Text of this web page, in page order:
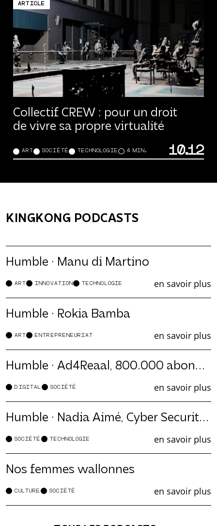
ARTICLE
Collectif CREW : pour un droit
de vivre sa propre virtualité
ART SOCIÉTÉ TECHNOLOGIE 4 MIN. 10.12
KINGKONG PODCASTS
Humble · Manu di Martino
ART INNOVATION TECHNOLOGIE en savoir plus
Humble · Rokia Bamba
ART ENTREPRENEURIAT en savoir plus
Humble · Ad4Reaal, 800.000 abonné·es sur Tik Tok
DIGITAL SOCIÉTÉ en savoir plus
Humble · Nadia Aimé, Cyber Security Manager chez Microsoft
SOCIÉTÉ TECHNOLOGIE en savoir plus
Nos femmes wallonnes
CULTURE SOCIÉTÉ en savoir plus